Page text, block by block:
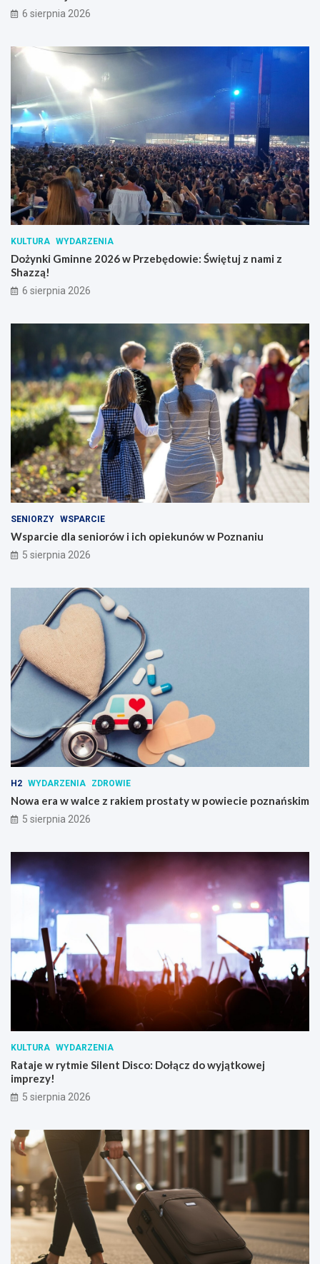
6 sierpnia 2026
KULTURA WYDARZENIA
Dożynki Gminne 2026 w Przebędowie: Świętuj z nami z
Shazzą!
6 sierpnia 2026
SENIORZY WSPARCIE
Wsparcie dla seniorów i ich opiekunów w Poznaniu
5 sierpnia 2026
H2 WYDARZENIA ZDROWIE
Nowa era w walce z rakiem prostaty w powiecie poznańskim
5 sierpnia 2026
KULTURA WYDARZENIA
Rataje w rytmie Silent Disco: Dołącz do wyjątkowej
imprezy!
5 sierpnia 2026